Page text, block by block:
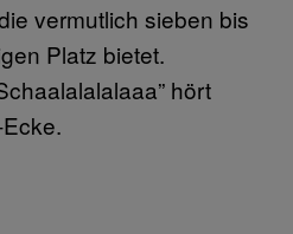
vermutlich sieben bis
Platz bietet.
hört